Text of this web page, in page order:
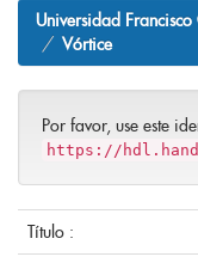
Universidad
Vórtice
Por favor, use este
https://
Título :